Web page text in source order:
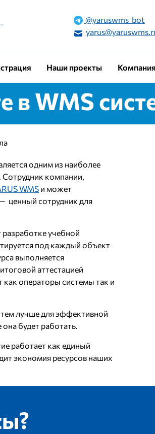
@yaruswms_bot
Наши проекты Компания
в WMS
одним из наиболее
Сотрудник компании,
WMS и может
ценный сотрудник для
учебной
под каждый объект
выполняется
аттестацией
операторы системы так и
лучше для эффективной
будет работать.
работает как единый
экономия ресурсов наших